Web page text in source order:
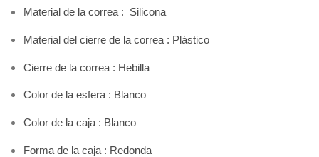
Material de la correa : Silicona
Material del cierre de la correa : Plástico
Cierre de la correa : Hebilla
Color de la esfera : Blanco
Color de la caja : Blanco
Forma de la caja : Redonda